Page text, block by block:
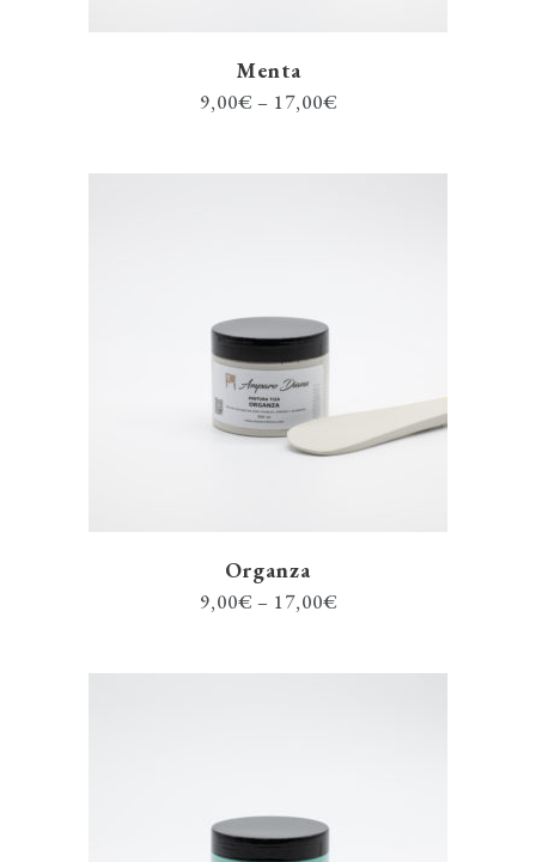
Menta
9,00€ – 17,00€
Organza
9,00€ – 17,00€